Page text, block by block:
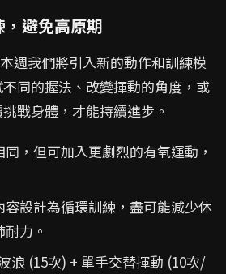
避免高原期
週我們將引入新的動作和訓練模
同的握法、改變揮動的角度，或
戰身體，才能持續進步。
，但可加入更劇烈的有氧運動，
容設計為循環訓練，盡可能減少休
力。
浪 (15次) + 單手交替揮動 (10次/